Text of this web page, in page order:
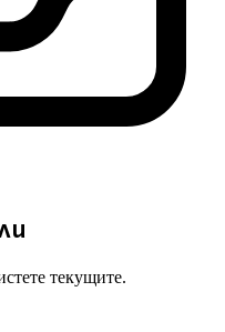
текущите.